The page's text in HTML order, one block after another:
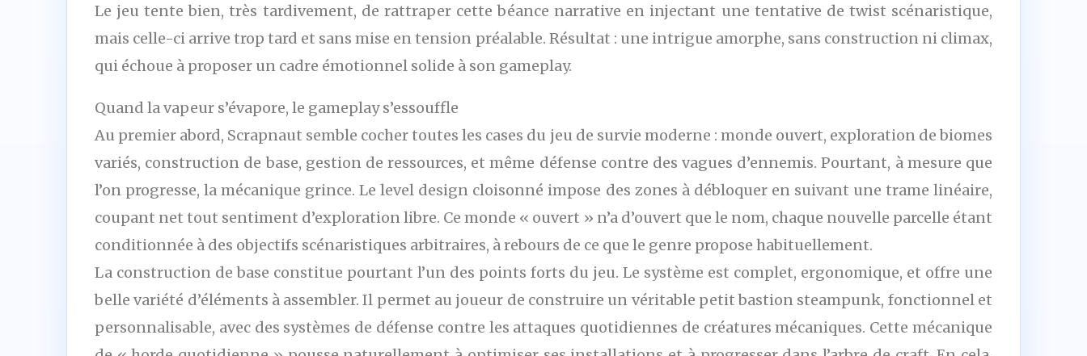
Le jeu tente bien, très tardivement, de rattraper cette béance narrative en injectant une tentative de twist scénaristique,
mais celle-ci arrive trop tard et sans mise en tension préalable. Résultat : une intrigue amorphe, sans construction ni climax,
qui échoue à proposer un cadre émotionnel solide à son gameplay.
Quand la vapeur s’évapore, le gameplay s’essouffle
Au premier abord, Scrapnaut semble cocher toutes les cases du jeu de survie moderne : monde ouvert, exploration de biomes
variés, construction de base, gestion de ressources, et même défense contre des vagues d’ennemis. Pourtant, à mesure que
l’on progresse, la mécanique grince. Le level design cloisonné impose des zones à débloquer en suivant une trame linéaire,
coupant net tout sentiment d’exploration libre. Ce monde « ouvert » n’a d’ouvert que le nom, chaque nouvelle parcelle étant
conditionnée à des objectifs scénaristiques arbitraires, à rebours de ce que le genre propose habituellement.
La construction de base constitue pourtant l’un des points forts du jeu. Le système est complet, ergonomique, et offre une
belle variété d’éléments à assembler. Il permet au joueur de construire un véritable petit bastion steampunk, fonctionnel et
personnalisable, avec des systèmes de défense contre les attaques quotidiennes de créatures mécaniques. Cette mécanique